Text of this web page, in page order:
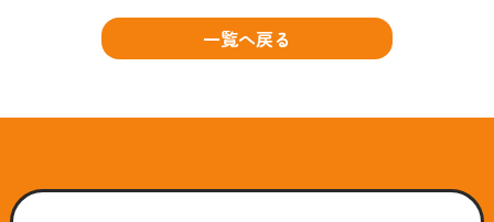
一覧へ戻る